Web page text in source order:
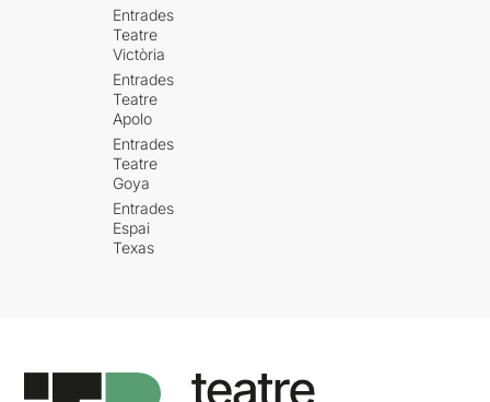
Entrades
Teatre
Victòria
Entrades
Teatre
Apolo
Entrades
Teatre
Goya
Entrades
Espai
Texas